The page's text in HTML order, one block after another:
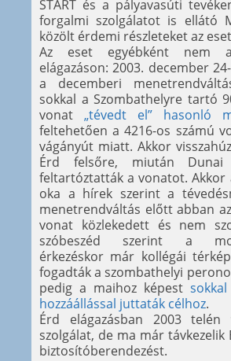
START és a pályavasúti
forgalmi szolgálatot is ellátó
közölt érdemi részleteket az
Az eset egyébként nem
elágazáson: 2003. december
a decemberi
sokkal a Szombathelyre tartó
vonat „tévedt el” hasonló
feltehetően a 4216-os számú
vágányút miatt. Akkor
Érd felsőre, miután Dunai
feltartóztatták a vonatot.
oka a hírek szerint a
menetrendváltás előtt abban
vonat közlekedett és nem
szóbeszéd szerint a
érkezéskor már kollégái
fogadták a szombathelyi
pedig a maihoz képest
hozzáállással juttaták célhoz.
Érd elágazásban 2003
szolgálat, de ma már távkezelik
biztosítóberendezést.